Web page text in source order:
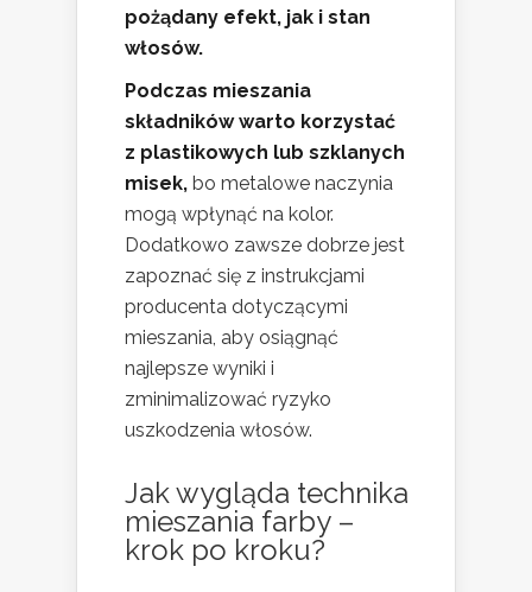
pożądany efekt, jak i stan
włosów.
Podczas mieszania
składników warto korzystać
z plastikowych lub szklanych
misek, bo metalowe naczynia
mogą wpłynąć na kolor.
Dodatkowo zawsze dobrze jest
zapoznać się z instrukcjami
producenta dotyczącymi
mieszania, aby osiągnąć
najlepsze wyniki i
zminimalizować ryzyko
uszkodzenia włosów.
Jak wygląda technika
mieszania farby –
krok po kroku?